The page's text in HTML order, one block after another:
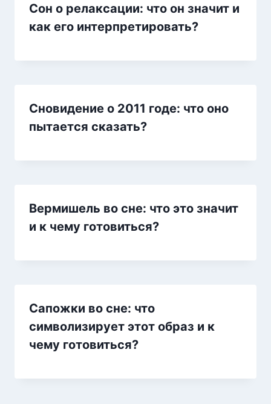
Сон о релаксации: что он значит и
как его интерпретировать?
Сновидение о 2011 годе: что оно
пытается сказать?
Вермишель во сне: что это значит
и к чему готовиться?
Сапожки во сне: что
символизирует этот образ и к
чему готовиться?